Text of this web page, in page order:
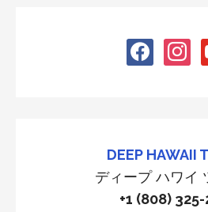
facebook
DEEP HAWAII
ディープ ハワイ
+1 (808) 325-